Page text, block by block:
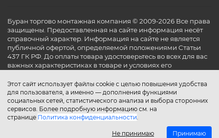
Этот сайт использует файлы cookie с целью повышения удобства
для пользователя, а именно — дополнения функциями
социальных сетей, статистического анализа и выбора сторонних
сервисов. Более подробную информацию см. на
странице Политика конфиденциальности.
Не принимаю Принимаю
Буран торгово монтажная компания © 2009-2026 Все права
защищены. Предоставленная на сайте информация несёт
справочный характер. Информация на сайте не является
публичной офертой, определяемой положениями Статьи
437 ГК РФ. До оплаты товара удостоверьтесь во всех для вас
важных характеристиках в товаре и условиях его